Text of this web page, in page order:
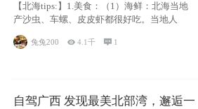
【北海tips:】1.美食：（1）海鲜：北海当地
产沙虫、车螺、皮皮虾都很好吃。当地人
兔兔200 4.1千  1
自驾广西 发现最美北部湾，邂逅一